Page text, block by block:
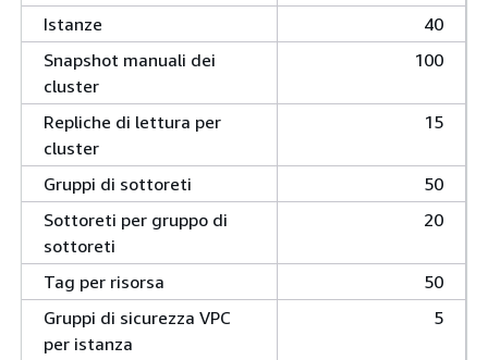
Istanze
40
Snapshot manuali dei
cluster
100
Repliche di lettura per
cluster
15
Gruppi di sottoreti
50
Sottoreti per gruppo di
sottoreti
20
Tag per risorsa
50
Gruppi di sicurezza VPC
per istanza
5